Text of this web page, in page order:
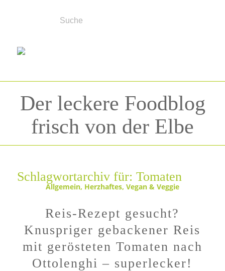
Der leckere Foodblog
frisch von der Elbe
Schlagwortarchiv für: Tomaten
Allgemein, Herzhaftes, Vegan & Veggie
Reis-Rezept gesucht?
Knuspriger gebackener Reis
mit gerösteten Tomaten nach
Ottolenghi – superlecker!